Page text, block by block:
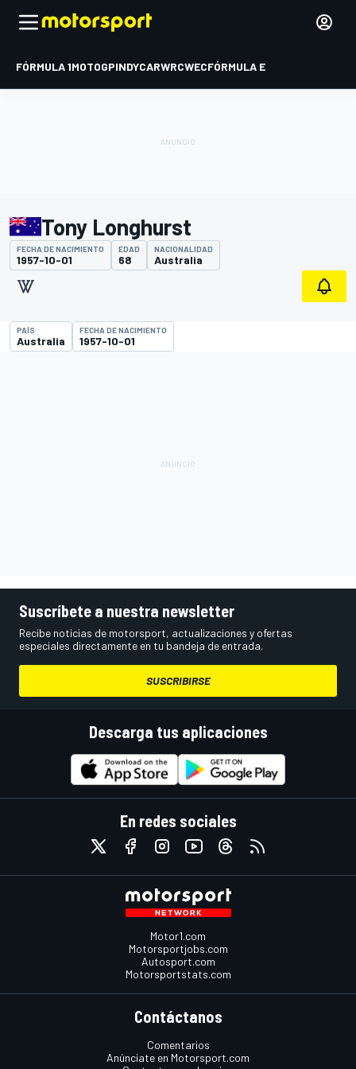
FÓRMULA 1MOTOGPINDYCARWRCWECFÓRMULA E
Tony Longhurst
FECHA DE NACIMIENTO
1957-10-01
EDAD
68
NACIONALIDAD
Australia
PAÍS
Australia
FECHA DE NACIMIENTO
1957-10-01
Suscríbete a nuestra newsletter
Recibe noticias de motorsport, actualizaciones y ofertas
especiales directamente en tu bandeja de entrada.
SUSCRIBIRSE
Descarga tus aplicaciones
En redes sociales
Motor1.com
Motorsportjobs.com
Autosport.com
Motorsportstats.com
Contáctanos
Comentarios
Anúnciate en Motorsport.com